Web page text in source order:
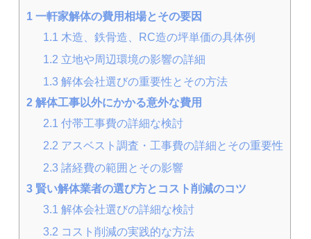
1一軒家解体の費用相場とその要因
1.1 木造、鉄骨造、RC造の坪単価の具体例
1.2 立地や周辺環境の影響の詳細
1.3 解体会社選びの重要性とその方法
2解体工事以外にかかる意外な費用
2.1 付帯工事費の詳細な検討
2.2 アスベスト調査・工事費の詳細とその重要性
2.3 諸経費の範囲とその影響
3賢い解体業者の選び方とコスト削減のコツ
3.1 解体会社選びの詳細な検討
3.2 コスト削減の実践的な方法